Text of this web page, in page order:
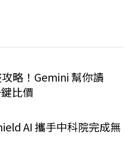
略！Gemini 幫你讀
比價
AI 攜手中科院完成無